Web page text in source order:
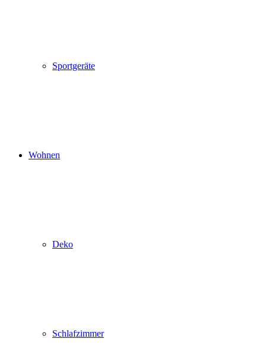
Sportgeräte
Wohnen
Deko
Schlafzimmer